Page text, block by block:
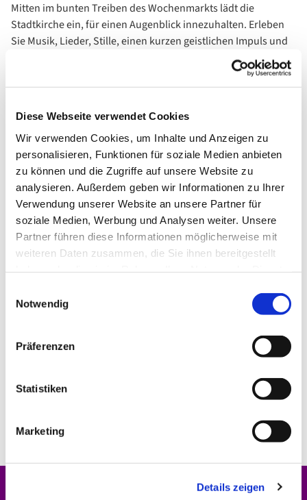
Diese Webseite verwendet Cookies
Wir verwenden Cookies, um Inhalte und Anzeigen zu
personalisieren, Funktionen für soziale Medien anbieten
zu können und die Zugriffe auf unsere Website zu
analysieren. Außerdem geben wir Informationen zu Ihrer
Verwendung unserer Website an unsere Partner für
soziale Medien, Werbung und Analysen weiter. Unsere
Partner führen diese Informationen möglicherweise mit
weiteren Daten zusammen, die Sie ihnen bereitgestellt
Notwendig
Präferenzen
Statistiken
Marketing
Details zeigen
Mitten im bunten Treiben des Wochenmarkts lädt die
Stadtkirche ein, für einen Augenblick innezuhalten. Erleben
Sie Musik, Lieder, Stille, einen kurzen geistlichen Impuls und
Offen für alle – unabhängig von Konfession oder Glauben. Ob
Das Team des Marktgebets bereitet jede Woche mit Liebe und
Sorgfalt den geistlichen Impuls vor und bedankt sich schon
jetzt für Ihr Kommen, Ihre Offenheit und freut sich auf Sie.